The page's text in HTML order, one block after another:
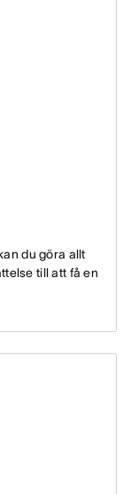
du göra allt
till att få en